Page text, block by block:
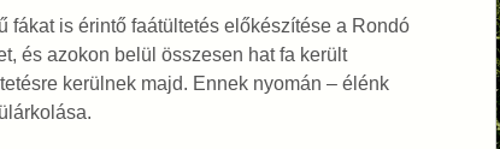
fákat is érintő faátültetés előkészítése a Rondó
és azokon belül összesen hat fa került
kerülnek majd. Ennek nyomán – élénk